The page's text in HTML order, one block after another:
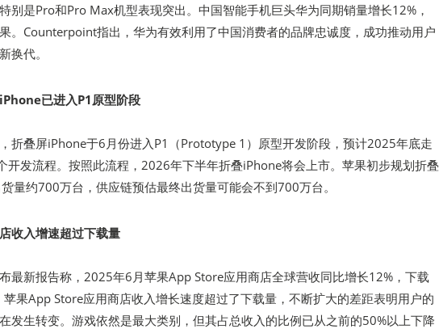
别是Pro和Pro Max机型表现突出。中国智能手机巨头华为同期销量增长12%，
。Counterpoint指出，华为有效利用了中国消费者的品牌忠诚度，成功推动用户
换代。
已进入P1原型阶段
折叠屏iPhone于6月份进入P1（Prototype 1）原型开发阶段，预计2025年底走
开发流程。按照此流程，2026年下半年折叠iPhone将会上市。苹果初步规划折叠
量约700万台，供应链预估最终出货量可能会不到700万台。
收入增速超过下载量
最新报告称，2025年6月苹果App Store应用商店全球营收同比增长12%，下载
苹果App Store应用商店收入增长速度超过了下载量，不断扩大的差距表明用户的
发生转变。游戏依然是最大类别，但其占总收入的比例已从之前的50%以上下降